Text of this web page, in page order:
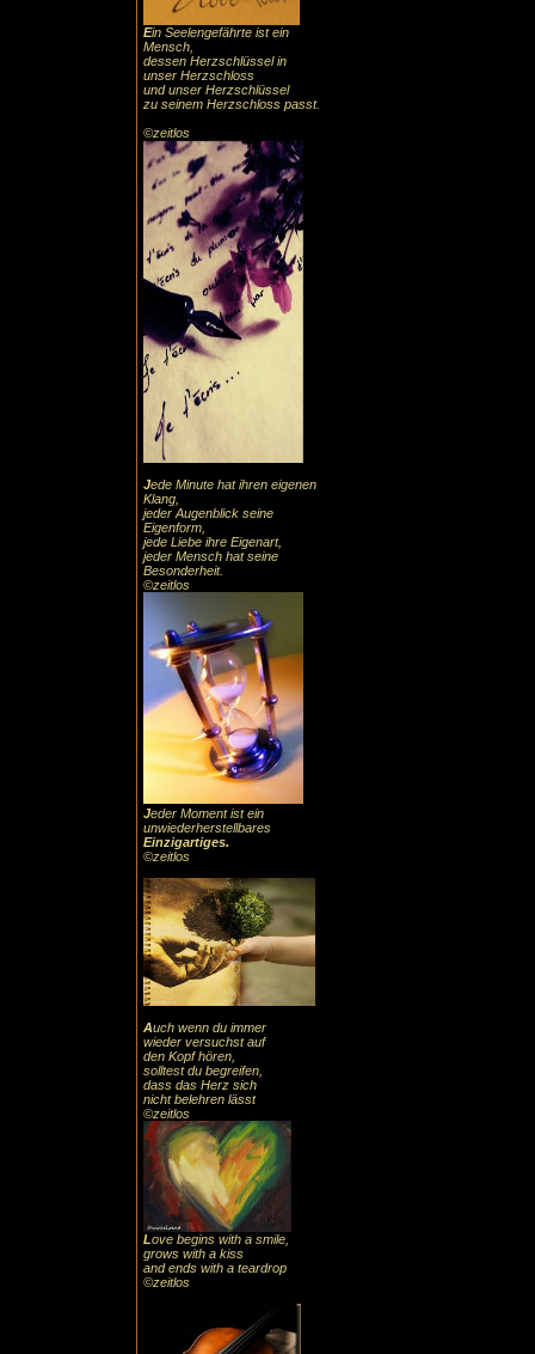
Ein Seelengefährte ist ein
Mensch,
dessen Herzschlüssel in
unser Herzschloss
und unser Herzschlüssel
zu seinem Herzschloss passt.
©zeitlos
Jede Minute hat ihren eigenen
Klang,
jeder Augenblick seine
Eigenform,
jede Liebe ihre Eigenart,
jeder Mensch hat seine
Besonderheit.
©zeitlos
Jeder Moment ist ein
unwiederherstellbares
Einzigartiges.
©zeitlos
Auch wenn du immer
wieder versuchst auf
den Kopf hören,
solltest du begreifen,
dass das Herz sich
nicht belehren lässt
©zeitlos
Love begins with a smile,
grows with a kiss
and ends with a teardrop
©zeitlos